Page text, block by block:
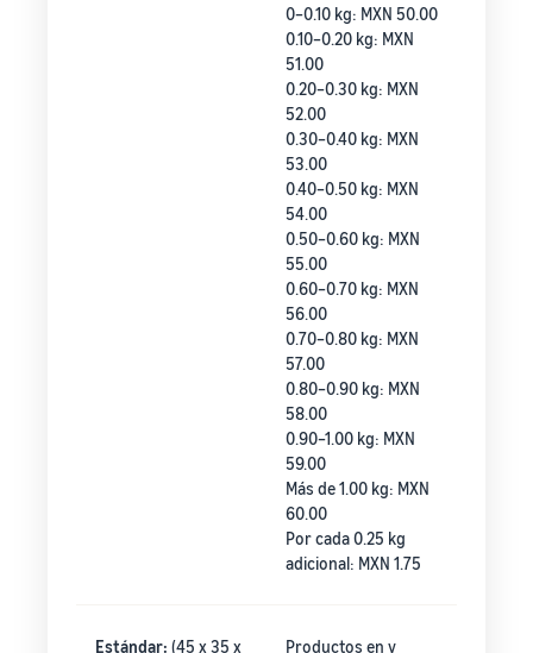
0–0.10 kg: MXN 50.00
0.10–0.20 kg: MXN
51.00
0.20–0.30 kg: MXN
52.00
0.30–0.40 kg: MXN
53.00
0.40–0.50 kg: MXN
54.00
0.50–0.60 kg: MXN
55.00
0.60–0.70 kg: MXN
56.00
0.70–0.80 kg: MXN
57.00
0.80–0.90 kg: MXN
58.00
0.90–1.00 kg: MXN
59.00
Más de 1.00 kg: MXN
60.00
Por cada 0.25 kg
adicional: MXN 1.75
Estándar: (45 x 35 x
Productos en y